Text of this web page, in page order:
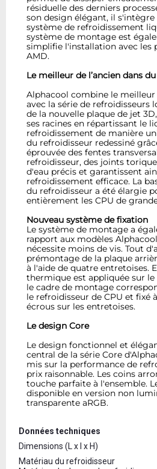
résiduelle des derniers
son design élégant, il
système de refroidissement
système de montage est
simplifie l'installation avec les
AMD.
Le meilleur de l’ancien dans
Alphacool combine le meilleur
avec la série de refroidisseurs
de la nouvelle plaque de jet
ses racines en répartissant le
refroidissement de manière
du refroidisseur redessiné
éprouvée des fentes
refroidisseur, des joints
d'eau précis et garantissent
refroidissement efficace. La
du refroidisseur a été élargie
entièrement les CPU de
Nouveau système de fixation
Le système de montage a
rapport aux modèles
nécessite moins de vis. Tout
prémontage de la plaque
à l'aide de quatre entretoises.
thermique est appliquée sur le
le cadre de montage
le refroidisseur de CPU et fixé
écrous sur les entretoises.
Le design Core
Le design fonctionnel et
central de la série Core
mis sur la performance de
prix raisonnable. Les coins
touche parfaite à l'ensemble.
disponible en version non
transparente aRGB.
Données techniques
Dimensions (L x l x H)
Matériau du refroidisseur